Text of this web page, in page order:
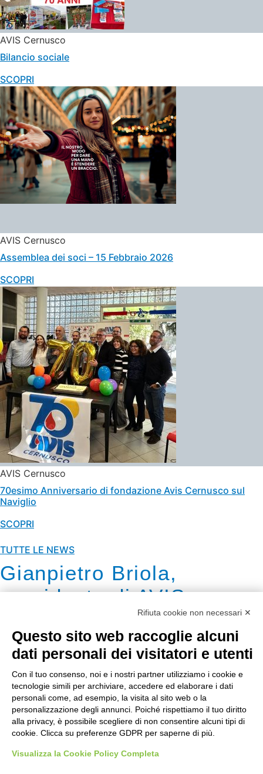
AVIS Cernusco
Bilancio sociale
SCOPRI
AVIS Cernusco
Assemblea dei soci – 15 Febbraio 2026
SCOPRI
AVIS Cernusco
70esimo Anniversario di fondazione Avis Cernusco sul
Naviglio
SCOPRI
TUTTE LE NEWS
Gianpietro Briola,
presidente di AVIS
Nazionale, parla
all’assemblea di AVIS
Cernusco
Ecco l’intervento del Presidente Briola all’assemblea di
AVIS Cernusco del 25 febbraio 2024
Rifiuta cookie non necessari ✕
Questo sito web raccoglie alcuni
dati personali dei visitatori e utenti
Con il tuo consenso, noi e i nostri partner utilizziamo i cookie e
tecnologie simili per archiviare, accedere ed elaborare i dati
personali come, ad esempio, la visita al sito web o la
personalizzazione degli annunci. Poiché rispettiamo il tuo diritto
alla privacy, è possibile scegliere di non consentire alcuni tipi di
cookie. Clicca su preferenze GDPR per saperne di più.
Visualizza la Cookie Policy Completa